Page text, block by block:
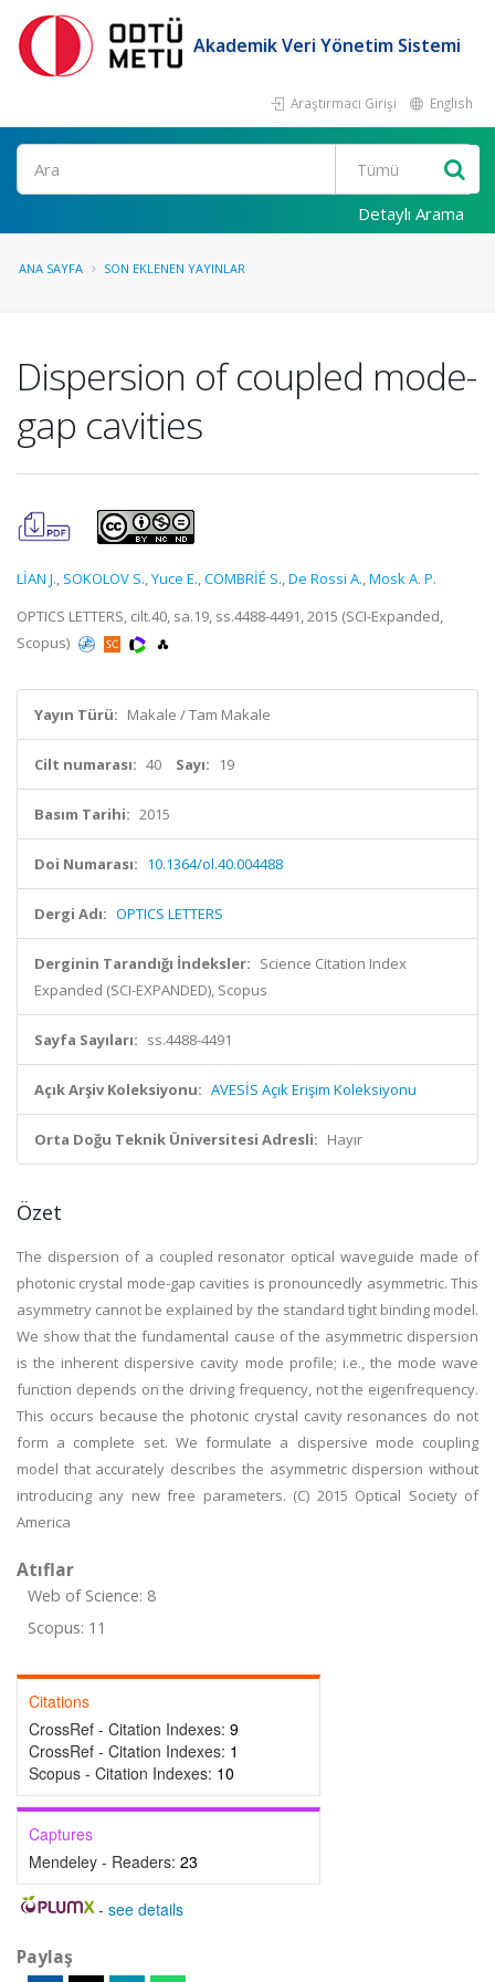
Akademik Veri Yönetim Sistemi
Araştırmacı Girişi English
Ara
Detaylı Arama
ANA SAYFA SON EKLENEN YAYINLAR
Dispersion of coupled mode-
gap cavities
LİAN J., SOKOLOV S.,Yuce E.,COMBRİÉ S.,De Rossi A.,Mosk A. P.
OPTICS LETTERS, cilt.40, sa.19, ss.4488-4491, 2015 (SCI-Expanded,
Scopus)
Yayın Türü: Makale / Tam Makale
Cilt numarası: 40 Sayı: 19
Basım Tarihi: 2015
Doi Numarası: 10.1364/ol.40.004488
Dergi Adı: OPTICS LETTERS
Derginin Tarandığı İndeksler: Science Citation Index
Expanded (SCI-EXPANDED), Scopus
Sayfa Sayıları: ss.4488-4491
Açık Arşiv Koleksiyonu: AVESİS Açık Erişim Koleksiyonu
Orta Doğu Teknik Üniversitesi Adresli: Hayır
Özet
The dispersion of a coupled resonator optical waveguide made of
photonic crystal mode-gap cavities is pronouncedly asymmetric. This
asymmetry cannot be explained by the standard tight binding model.
We show that the fundamental cause of the asymmetric dispersion
is the inherent dispersive cavity mode profile; i.e., the mode wave
function depends on the driving frequency, not the eigenfrequency.
This occurs because the photonic crystal cavity resonances do not
form a complete set. We formulate a dispersive mode coupling
model that accurately describes the asymmetric dispersion without
introducing any new free parameters. (C) 2015 Optical Society of
America
Atıflar
Web of Science: 8
Scopus: 11
Citations
CrossRef - Citation Indexes: 9
CrossRef - Citation Indexes: 1
Scopus - Citation Indexes: 10
Captures
Mendeley - Readers: 23
- see details
Paylaş